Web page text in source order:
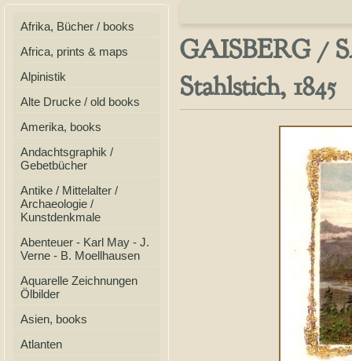
Afrika, Bücher / books
Africa, prints & maps
Alpinistik
Alte Drucke / old books
Amerika, books
Andachtsgraphik /
Gebetbücher
Antike / Mittelalter /
Archaeologie /
Kunstdenkmale
Abenteuer - Karl May - J.
Verne - B. Moellhausen
Aquarelle Zeichnungen
Ölbilder
Asien, books
Atlanten
GAISBERG /
Stahlstich, 1845